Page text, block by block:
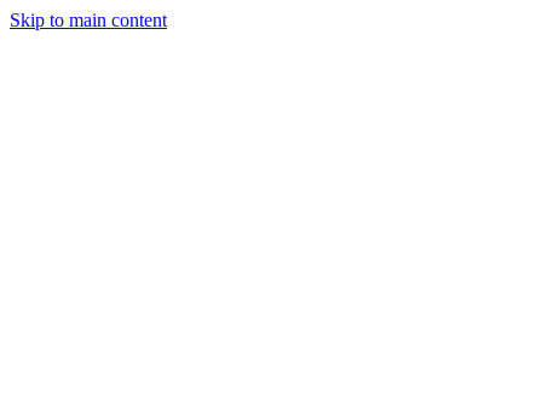
Skip to main content